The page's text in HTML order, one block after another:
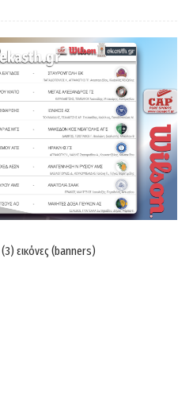
εικόνες (banners)